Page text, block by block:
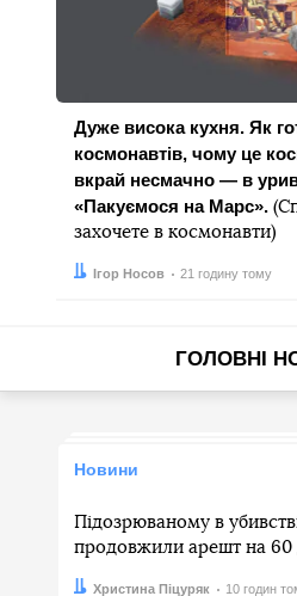
Дуже висока кухня. Як
космонавтів, чому це
вкрай несмачно — в
«Пакуємося на Марс».
захочете в космонавти)
Автор:
Ігор Носов
Дата: 21 годину тому
ГОЛОВНІ
Новини
Підозрюваному в
продовжили арешт на 60
Автор:
Христина Піцуряк
Дата: 10 годин